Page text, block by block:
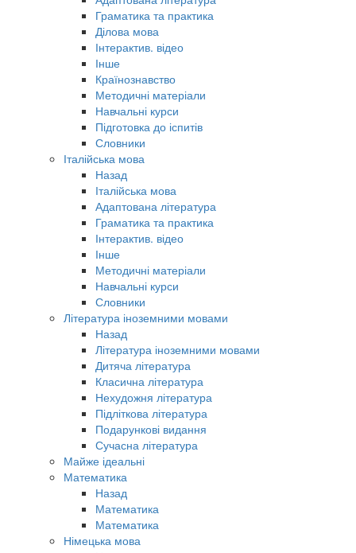
Граматика та практика
Ділова мова
Інтерактив. відео
Інше
Країнознавство
Методичні матеріали
Навчальні курси
Підготовка до іспитів
Словники
Італійська мова
Назад
Італійська мова
Адаптована література
Граматика та практика
Інтерактив. відео
Інше
Методичні матеріали
Навчальні курси
Словники
Література іноземними мовами
Назад
Література іноземними мовами
Дитяча література
Класична література
Нехудожня література
Підліткова література
Подарункові видання
Сучасна література
Майже ідеальні
Математика
Назад
Математика
Математика
Німецька мова